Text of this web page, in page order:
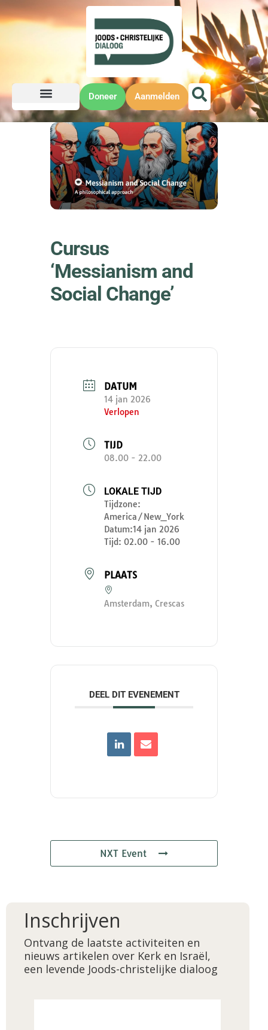
Doneer Aanmelden
Cursus
‘Messianism and
Social Change’
DATUM
14 jan 2026
Verlopen
TIJD
08.00 - 22.00
LOKALE TIJD
Tijdzone:
America/New_York
Datum:14 jan 2026
Tijd: 02.00 - 16.00
PLAATS
Amsterdam, Crescas
DEEL DIT EVENEMENT
NXT Event
Inschrijven
Ontvang de laatste activiteiten en
nieuws artikelen over Kerk en Israël,
een levende Joods-christelijke dialoog